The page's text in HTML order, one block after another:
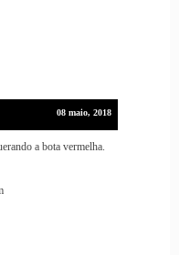
08 maio, 2018
a bota vermelha.